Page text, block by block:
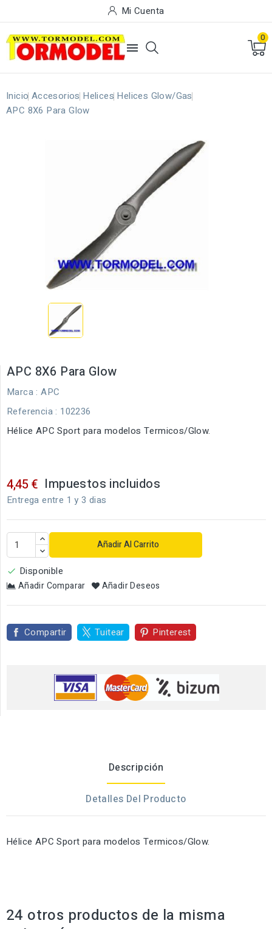
Mi Cuenta

0
Inicio Accesorios Helices Helices Glow/Gas
APC 8X6 Para Glow
APC 8X6 Para Glow
Marca : APC
Referencia : 102236
Hélice APC Sport para modelos Termicos/Glow.
4,45 € Impuestos incluidos
Entrega entre 1 y 3 dias
Añadir Al Carrito
 Disponible
Añadir Comparar Añadir Deseos
Compartir Tuitear Pinterest
Descripción
Detalles Del Producto
Hélice APC Sport para modelos Termicos/Glow.
24 otros productos de la misma